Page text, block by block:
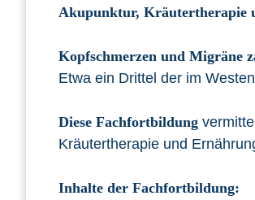
Akupunktur, Kräutertherapie
Kopfschmerzen und Migräne
Etwa ein Drittel der im
Diese Fachfortbildung
Kräutertherapie und
Inhalte der Fachfortbildung: